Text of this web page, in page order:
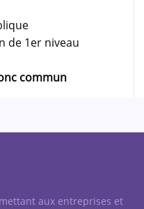
de 1er niveau
commun
aux entreprises et